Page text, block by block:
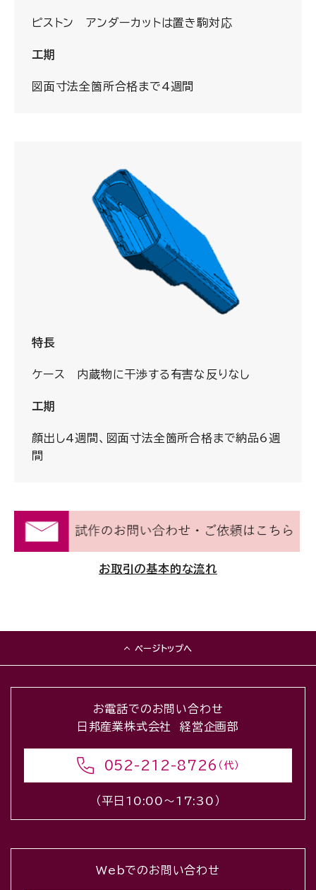
ピストン アンダーカットは置き駒対応
工期
図面寸法全箇所合格まで4週間
特長
ケース 内蔵物に干渉する有害な反りなし
工期
顔出し4週間、図面寸法全箇所合格まで納品6週
間
お取引の基本的な流れ
ページトップへ
お電話でのお問い合わせ
日邦産業株式会社 経営企画部
052-212-8726 （代）
（平日10:00〜17:30）
Webでのお問い合わせ